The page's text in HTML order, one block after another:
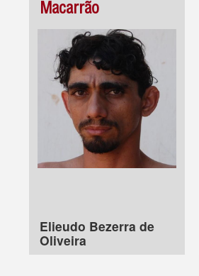
Macarrão
Elieudo Bezerra de
Oliveira